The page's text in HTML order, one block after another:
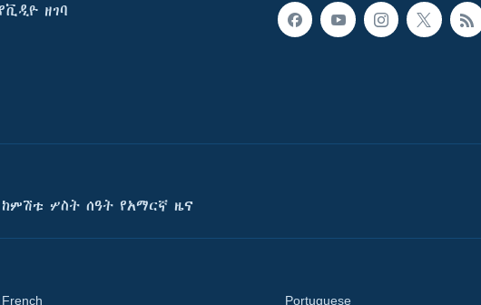
የቪዲዮ ዘገባ
ከምሽቱ ሦስት ሰዓት የአማርኛ ዜና
French Portuguese